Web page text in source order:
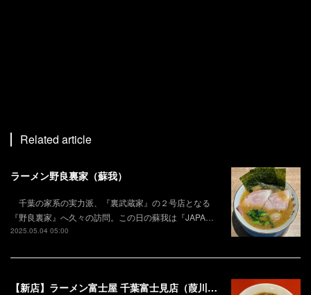
Related article
ラーメン野良裏家（蘇我）
千葉の家系の実力派、『裏武蔵家』の２号店となる
『野良裏家』へ久々の訪問。この日の蘇我は『JAPA…
2025.05.04 05:00
【新店】ラーメン富士屋 千葉富士見店（葭川公園）